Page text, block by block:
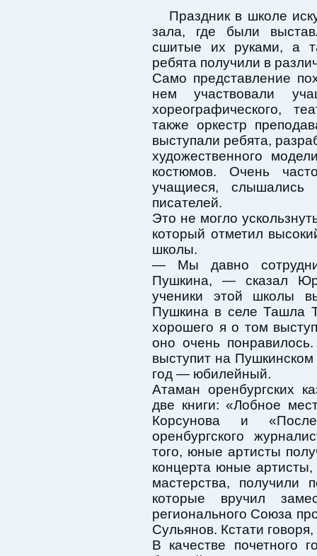
Праздник в школе
зала, где были
сшитые их руками, а
ребята получили в
Само представление
нем участвовали
хореографического,
также оркестр
выступали ребята,
художественного
костюмов. Очень
учащиеся, слышались
писателей.
Это не могло
который отметил
школы.
— Мы давно
Пушкина, — сказал
ученики этой школы
Пушкина в селе Ташла
хорошего я о том
оно очень
выступит на
год — юбилейный.
Атаман оренбургских
две книги: «Лобное
Корсунова и
оренбургского
того, юные артисты
концерта юные артисты,
мастерства, получили
которые вручил
регионального Союза
Сульянов. Кстати
В качестве почетного